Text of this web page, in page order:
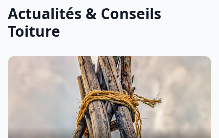
Actualités & Conseils
Toiture